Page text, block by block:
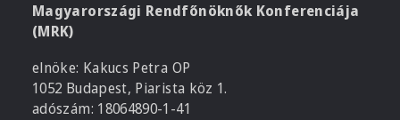
Magyarországi Rendfőnöknők Konferenciája
(MRK)
elnöke: Kakucs Petra OP
1052 Budapest, Piarista köz 1.
adószám: 18064890-1-41